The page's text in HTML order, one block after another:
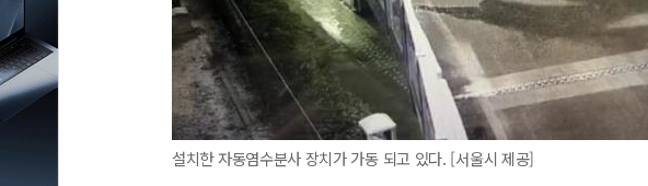
설치한 자동염수분사 장치가 가동 되고 있다. [서울시 제공]